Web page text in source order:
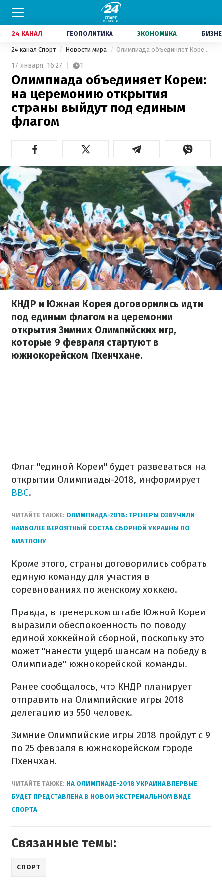
24 КАНАЛ ГЕОПОЛИТИКА ЭКОНОМИКА
24 канал Спорт Новости мира Олимпиада объединяет Кореи: на церемонию открытия страны выйдут под единым флагом
17 января, 16:27 1
Олимпиада объединяет Кореи:
на церемонию открытия
страны выйдут под единым
флагом
КНДР и Южная Корея договорились идти
под единым флагом на церемонии
открытия Зимних Олимпийских игр,
которые 9 февраля стартуют в
южнокорейском Пхенчхане.
Флаг "единой Кореи" будет развеваться на
открытии Олимпиады-2018, информирует
BBC.
ЧИТАЙТЕ ТАКЖЕ: ОЛИМПИАДА-2018: ТРЕНЕРЫ ОЗВУЧИЛИ
НАИБОЛЕЕ ВЕРОЯТНЫЙ СОСТАВ СБОРНОЙ УКРАИНЫ ПО
БИАТЛОНУ
Кроме этого, страны договорились собрать
единую команду для участия в
соревнованиях по женскому хоккею.
Правда, в тренерском штабе Южной Кореи
выразили обеспокоенность по поводу
единой хоккейной сборной, поскольку это
может "нанести ущерб шансам на победу в
Олимпиаде" южнокорейской команды.
Ранее сообщалось, что КНДР планирует
отправить на Олимпийские игры 2018
делегацию из 550 человек.
Зимние Олимпийские игры 2018 пройдут с 9
по 25 февраля в южнокорейском городе
Пхенчхан.
ЧИТАЙТЕ ТАКЖЕ: НА ОЛИМПИАДЕ-2018 УКРАИНА ВПЕРВЫЕ
БУДЕТ ПРЕДСТАВЛЕНА В НОВОМ ЭКСТРЕМАЛЬНОМ ВИДЕ
СПОРТА
Связанные темы:
СПОРТ